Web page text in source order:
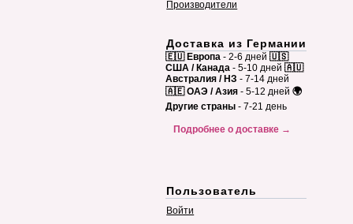
Производители
Доставка из Германии
🇪🇺 Европа - 2-6 дней 🇺🇸
США / Канада - 5-10 дней 🇦🇺
Австралия / НЗ - 7-14 дней
🇦🇪 ОАЭ / Азия - 5-12 дней 🌍
Другие страны - 7-21 день
Подробнее о доставке →
Пользователь
Войти